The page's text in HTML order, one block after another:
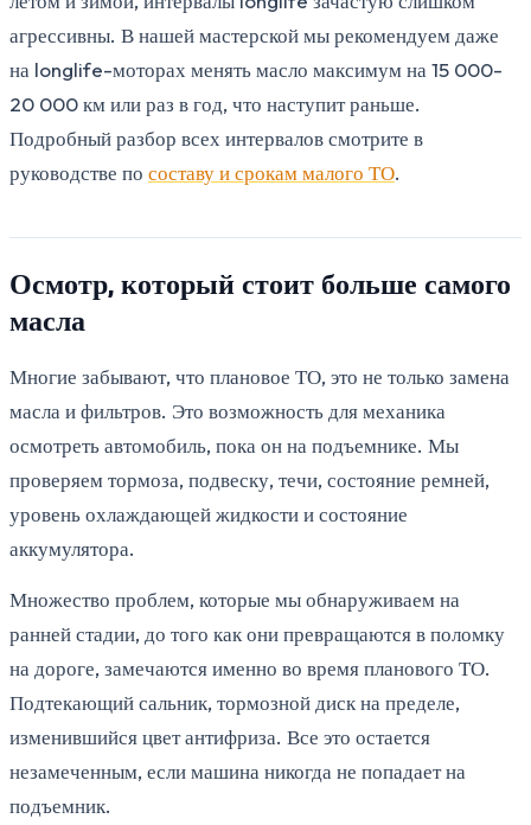
агрессивны. В нашей мастерской мы рекомендуем даже
на longlife-моторах менять масло максимум на 15 000-
20 000 км или раз в год, что наступит раньше.
Подробный разбор всех интервалов смотрите в
руководстве по составу и срокам малого ТО.
Осмотр, который стоит больше самого
масла
Многие забывают, что плановое ТО, это не только замена
масла и фильтров. Это возможность для механика
осмотреть автомобиль, пока он на подъемнике. Мы
проверяем тормоза, подвеску, течи, состояние ремней,
уровень охлаждающей жидкости и состояние
аккумулятора.
Множество проблем, которые мы обнаруживаем на
ранней стадии, до того как они превращаются в поломку
на дороге, замечаются именно во время планового ТО.
Подтекающий сальник, тормозной диск на пределе,
изменившийся цвет антифриза. Все это остается
незамеченным, если машина никогда не попадает на
подъемник.